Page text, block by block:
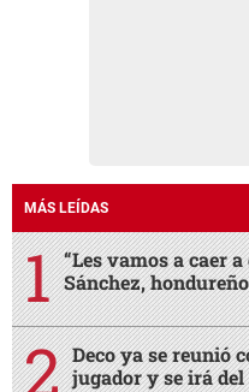
MÁS LEÍDAS
“Les vamos a caer
Sánchez,
Deco ya se reunió
jugador y se irá